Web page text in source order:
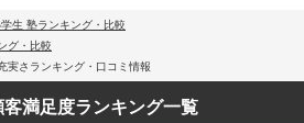
生 塾ランキング・比較
グ・比較
実さランキング・口コミ情報
客満足度ランキング一覧